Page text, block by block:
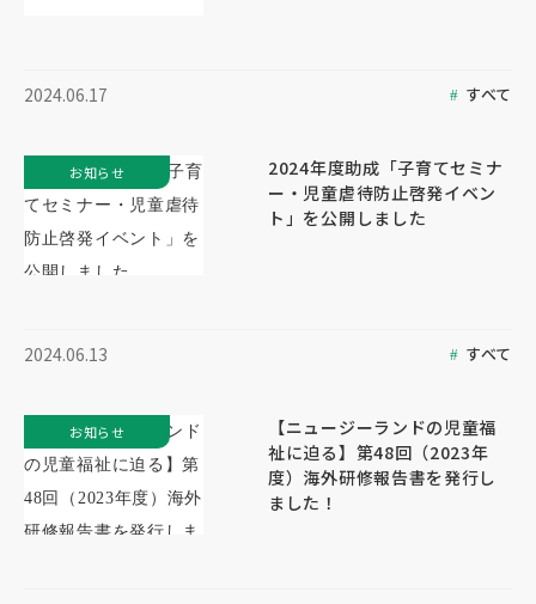
2024.06.17 すべて
2024年度助成「子育てセミナ
ー・児童虐待防止啓発イベン
ト」を公開しました
2024.06.13 すべて
お知らせ
【ニュージーランドの児童福
祉に迫る】第48回（2023年
度）海外研修報告書を発行し
ました！
お知らせ